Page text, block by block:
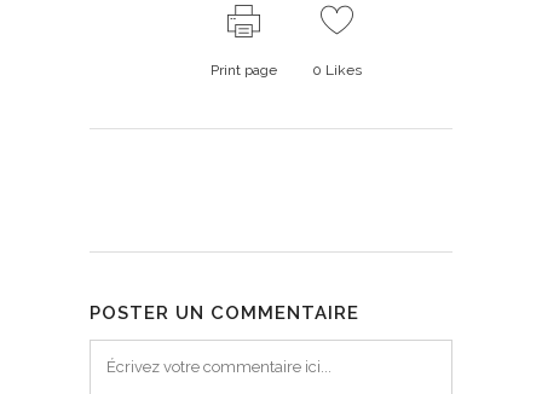
Print page 0 Likes
POSTER UN COMMENTAIRE